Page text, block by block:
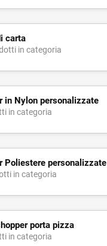
carta
in categoria
in Nylon personalizzate
in categoria
Poliestere personalizzate
in categoria
porta pizza
in categoria